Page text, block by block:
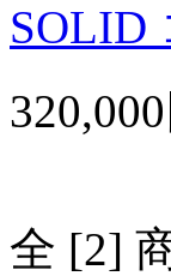
SOLID
全 [2]